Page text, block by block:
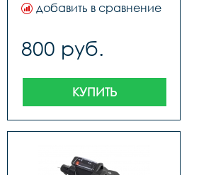
добавить в сравнение
800 руб.
КУПИТЬ